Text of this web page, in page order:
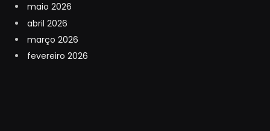
maio 2026
abril 2026
março 2026
fevereiro 2026